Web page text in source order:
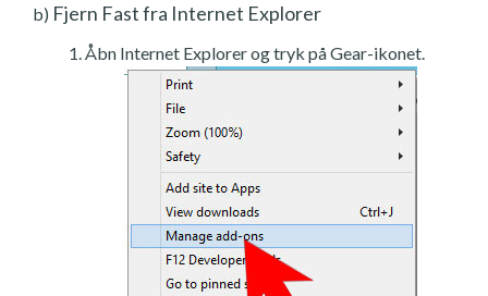
b) Fjern Fast fra Internet Explorer
Åbn Internet Explorer og tryk på Gear-ikonet.